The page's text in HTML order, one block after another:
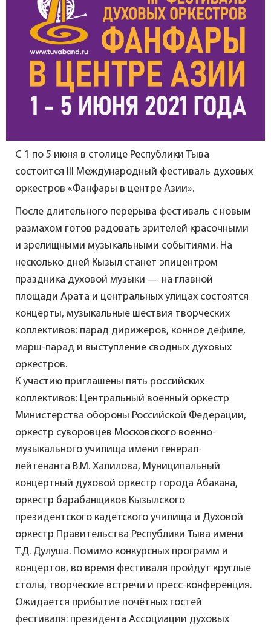
С 1 по 5 июня в столице Республики Тыва
состоится III Международный фестиваль духовых
оркестров «Фанфары в центре Азии».
После длительного перерыва фестиваль с новым
размахом готов радовать зрителей красочными
и зрелищными музыкальными событиями. На
несколько дней Кызыл станет эпицентром
праздника духовой музыки — на главной
площади Арата и центральных улицах состоятся
концерты, музыкальные шествия творческих
коллективов: парад дирижеров, конное дефиле,
марш-парад и выступление сводных духовых
оркестров.
К участию приглашены пять российских
коллективов: Центральный военный оркестр
Министерства обороны Российской Федерации,
оркестр суворовцев Московского военно-
музыкального училища имени генерал-
лейтенанта В.М. Халилова, Муниципальный
концертный духовой оркестр города Абакана,
оркестр барабанщиков Кызылского
президентского кадетского училища и Духовой
оркестр Правительства Республики Тыва имени
Т.Д. Дулуша. Помимо конкурсных программ и
концертов, во время фестиваля пройдут круглые
столы, творческие встречи и пресс-конференция.
Ожидается прибытие почётных гостей
фестиваля: президента Ассоциации духовых